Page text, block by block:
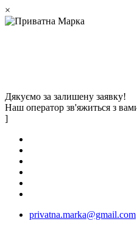
×
Дякуємо за залишену заявку!
Наш оператор зв'яжиться з
]
privatna.marka@gmail.com